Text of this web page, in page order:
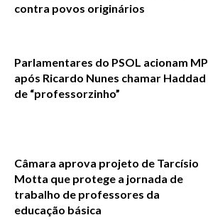
contra povos originários
Parlamentares do PSOL acionam MP
após Ricardo Nunes chamar Haddad
de “professorzinho”
Câmara aprova projeto de Tarcísio
Motta que protege a jornada de
trabalho de professores da
educação básica